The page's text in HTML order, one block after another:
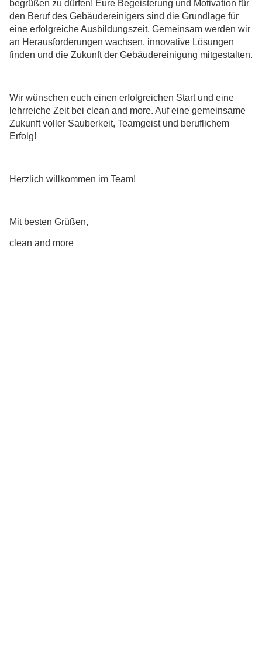
begrüßen zu dürfen! Eure Begeisterung und Motivation für
den Beruf des Gebäudereinigers sind die Grundlage für
eine erfolgreiche Ausbildungszeit. Gemeinsam werden wir
an Herausforderungen wachsen, innovative Lösungen
finden und die Zukunft der Gebäudereinigung mitgestalten.
Wir wünschen euch einen erfolgreichen Start und eine
lehrreiche Zeit bei clean and more. Auf eine gemeinsame
Zukunft voller Sauberkeit, Teamgeist und beruflichem
Erfolg!
Herzlich willkommen im Team!
Mit besten Grüßen,
clean and more